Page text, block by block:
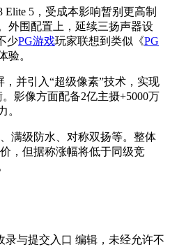
5，受成本影响暂别更高制
外围配置上，延续三扬声器设
少PG游戏玩家联想到类似《PG
验。
，并引入“超级像素”技术，实现
影像方面配备2亿主摄+5000万
。
满级防水、对称双扬等。整体
，但据称涨幅将低于同级竞
录与提交入口 编辑，未经允许不